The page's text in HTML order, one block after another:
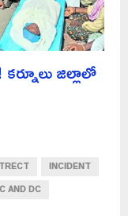
జిల్లాలో
INCIDENT
AND DC